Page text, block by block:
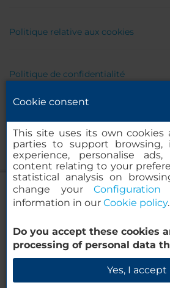
NH Collection Torino
Vérifier la
Politique relative aux cookies
Politique de confidentialité
© 2000-2026 MINOR HOTELS EUROPE &
120. 28003 Madrid,
Cookie consent
This site uses its own
parties to support browsing,
experience, personalise
content relating to your
statistical analysis on
change yourConfiguration
information in our Cookie policy.
Do you accept these cookies
processing of personal data
Yes, I accept